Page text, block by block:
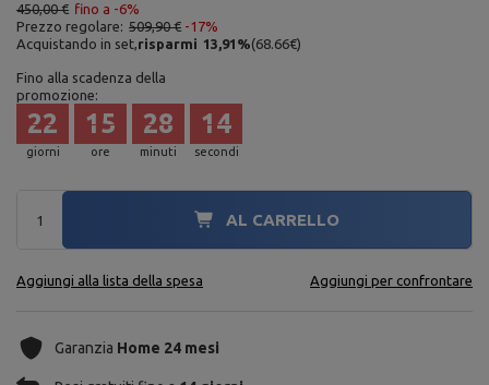
450,00 € fino a -6%
Prezzo regolare: 509,90 € -17%
Acquistando in set,risparmi 13,91 %(68.66€)
Fino alla scadenza della
promozione:
giorni
22
ore
15
minuti
28
secondi
13
AL CARRELLO
Aggiungi alla lista della spesa Aggiungi per confrontare
Garanzia Home 24 mesi